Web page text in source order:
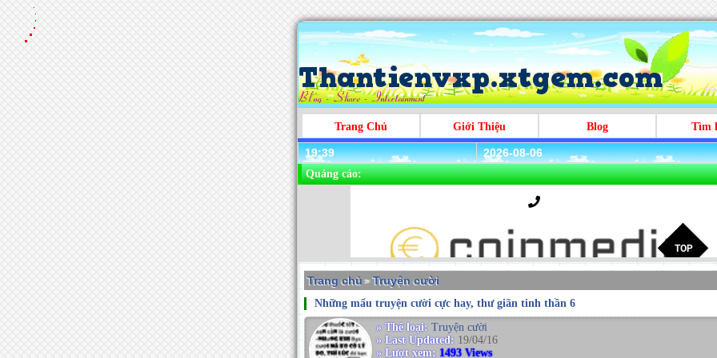
Trang Chủ Giới Thiệu Blog Tìm
19:39 2026-08-06
Quảng cáo:
Trang chủ >Truyện cười
Những mẩu truyện cười cực hay, thư giãn tinh thần 6
» Thể loại: Truyện cười
» Last Updated: 19/04/16
» Lượt xem: 1493 Views